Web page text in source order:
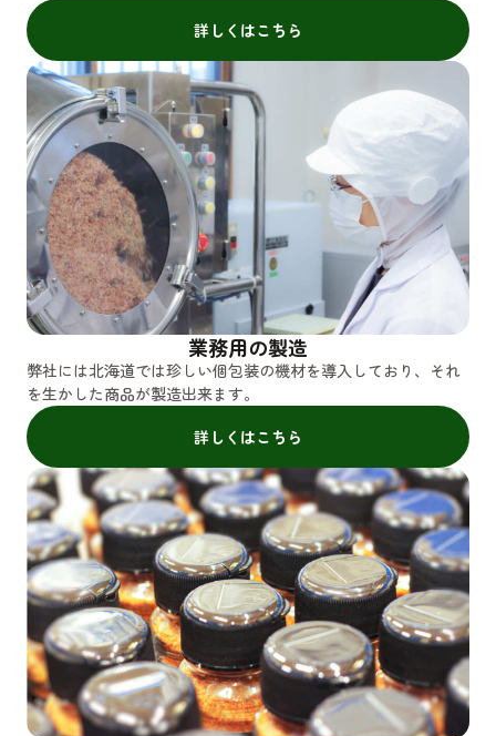
詳しくはこちら
業務用の製造
弊社には北海道では珍しい個包装の機材を導入しており、それ
を生かした商品が製造出来ます。
詳しくはこちら